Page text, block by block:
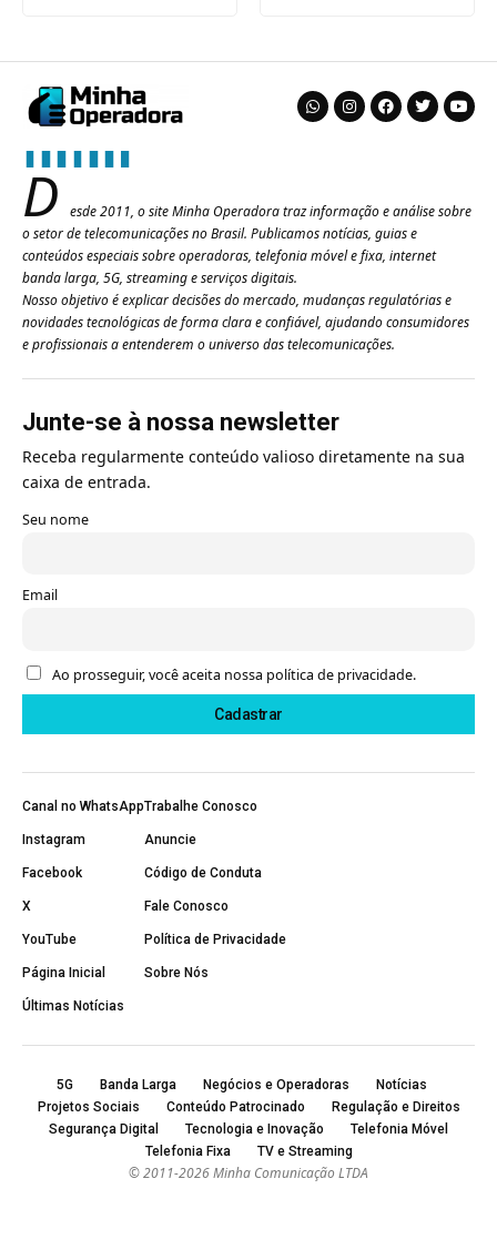
D
esde 2011, o site Minha Operadora traz informação e análise sobre
o setor de telecomunicações no Brasil. Publicamos notícias, guias e
conteúdos especiais sobre operadoras, telefonia móvel e fixa, internet
banda larga, 5G, streaming e serviços digitais.
Nosso objetivo é explicar decisões do mercado, mudanças regulatórias e
novidades tecnológicas de forma clara e confiável, ajudando consumidores
e profissionais a entenderem o universo das telecomunicações.
Junte-se à nossa newsletter
Receba regularmente conteúdo valioso diretamente na sua
caixa de entrada.
Seu nome
Email
Ao prosseguir, você aceita nossa política de privacidade.
Canal no WhatsApp
Instagram
Facebook
X
YouTube
Página Inicial
Últimas Notícias
Trabalhe Conosco
Anuncie
Código de Conduta
Fale Conosco
Política de Privacidade
Sobre Nós
5G Banda Larga Negócios e Operadoras
Notícias
Projetos Sociais
Conteúdo Patrocinado
Regulação e Direitos
Segurança Digital
Tecnologia e Inovação
Telefonia Móvel
Telefonia Fixa
TV e Streaming
© 2011-2026 Minha Comunicação LTDA